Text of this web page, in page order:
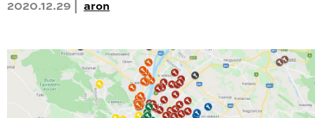
2020.12.29 | aron